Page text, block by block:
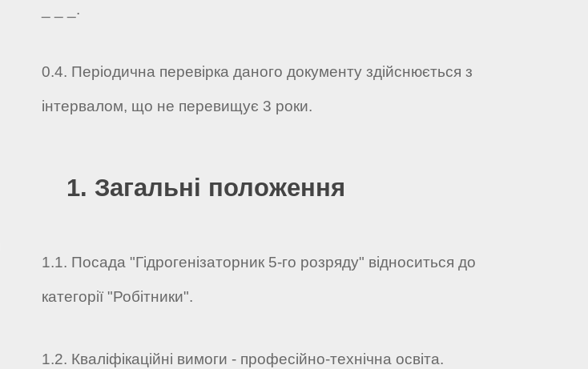
_ _ _.
0.4. Періодична перевірка даного документу здійснюється з
інтервалом, що не перевищує 3 роки.
1. Загальні положення
1.1. Посада "Гідрогенізаторник 5-го розряду" відноситься до
категорії "Робітники".
1.2. Кваліфікаційні вимоги - професійно-технічна освіта.